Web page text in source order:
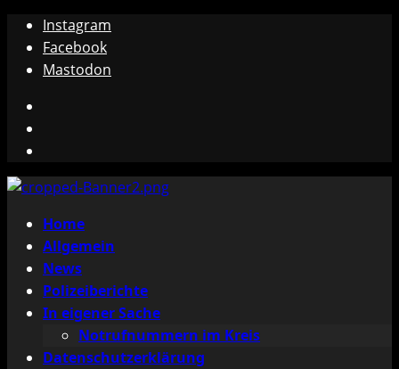
Zum
Inhalt
springen
Instagram
Facebook
Mastodon
Primäres
Menü
Home
Allgemein
News
Polizeiberichte
In eigener Sache
Notrufnummern im Kreis
Datenschutzerklärung